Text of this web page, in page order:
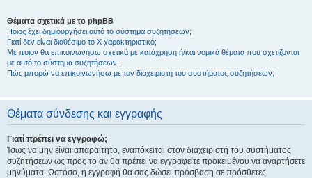
Θέματα σχετικά με το phpBB
Ποιος έχει δημιουργήσει αυτό το σύστημα συζητήσεων;
Γιατί δεν είναι διαθέσιμο το Χ χαρακτηριστικό;
Με ποιον θα επικοινωνήσω σχετικά με κατάχρηση ή/και νομικά θέματα που σχετίζονται
με αυτό το σύστημα συζητήσεων;
Πώς μπορώ να επικοινωνήσω με τον διαχειριστή του συστήματος συζητήσεων;
Θέματα σύνδεσης και εγγραφής
Γιατί πρέπει να εγγραφώ;
Ίσως να μην είναι απαραίτητο, εναπόκειται στον διαχειριστή του συστήματος
συζητήσεων ως προς το αν θα πρέπει να εγγραφείτε προκειμένου να αναρτήσετε
μηνύματα. Ωστόσο, η εγγραφή θα σας δώσει πρόσβαση σε πρόσθετες